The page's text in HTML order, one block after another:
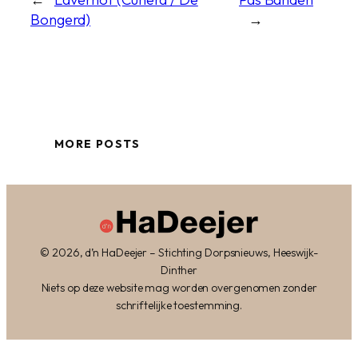
Bongerd)
→
MORE POSTS
© 2026, d’n HaDeejer – Stichting Dorpsnieuws, Heeswijk-
Dinther
Niets op deze website mag worden overgenomen zonder
schriftelijke toestemming.